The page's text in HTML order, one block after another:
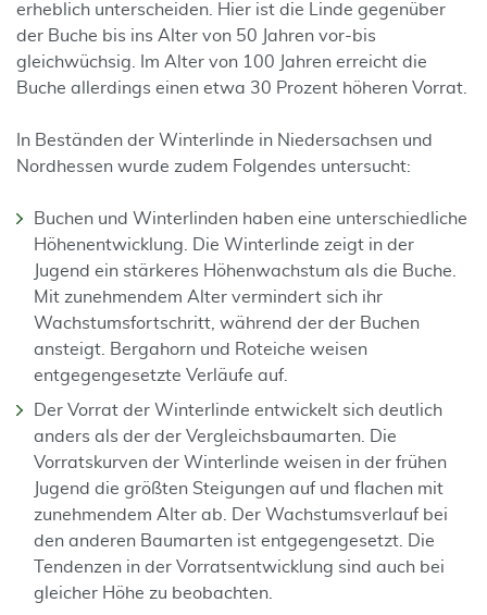
erheblich unterscheiden. Hier ist die Linde gegenüber
der Buche bis ins Alter von 50 Jahren vor-bis
gleichwüchsig. Im Alter von 100 Jahren erreicht die
Buche allerdings einen etwa 30 Prozent höheren Vorrat.
In Beständen der Winterlinde in Niedersachsen und
Nordhessen wurde zudem Folgendes untersucht:
Buchen und Winterlinden haben eine unterschiedliche
Höhenentwicklung. Die Winterlinde zeigt in der
Jugend ein stärkeres Höhenwachstum als die Buche.
Mit zunehmendem Alter vermindert sich ihr
Wachstumsfortschritt, während der der Buchen
ansteigt. Bergahorn und Roteiche weisen
entgegengesetzte Verläufe auf.
Der Vorrat der Winterlinde entwickelt sich deutlich
anders als der der Vergleichsbaumarten. Die
Vorratskurven der Winterlinde weisen in der frühen
Jugend die größten Steigungen auf und flachen mit
zunehmendem Alter ab. Der Wachstumsverlauf bei
den anderen Baumarten ist entgegengesetzt. Die
Tendenzen in der Vorratsentwicklung sind auch bei
gleicher Höhe zu beobachten.